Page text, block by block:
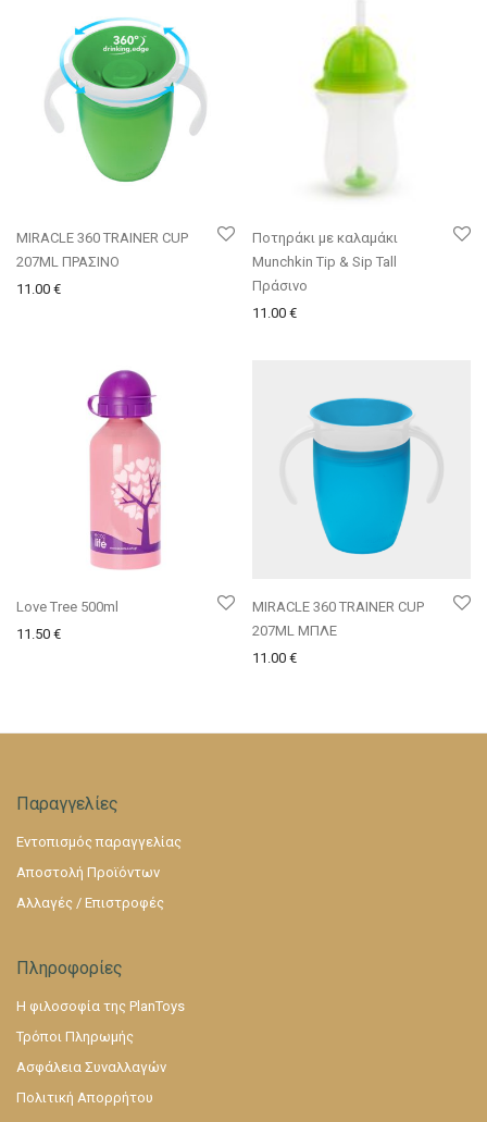
MIRACLE 360 TRAINER CUP
207ML ΠΡΑΣΙΝΟ
11.00 €
Ποτηράκι με καλαμάκι
Munchkin Tip & Sip Tall
Πράσινο
11.00 €
Love Tree 500ml
11.50 €
MIRACLE 360 TRAINER CUP
207ML ΜΠΛΕ
11.00 €
Παραγγελίες
Εντοπισμός παραγγελίας
Αποστολή Προϊόντων
Αλλαγές / Επιστροφές
Πληροφορίες
Η φιλοσοφία της PlanToys
Τρόποι Πληρωμής
Ασφάλεια Συναλλαγών
Πολιτική Απορρήτου